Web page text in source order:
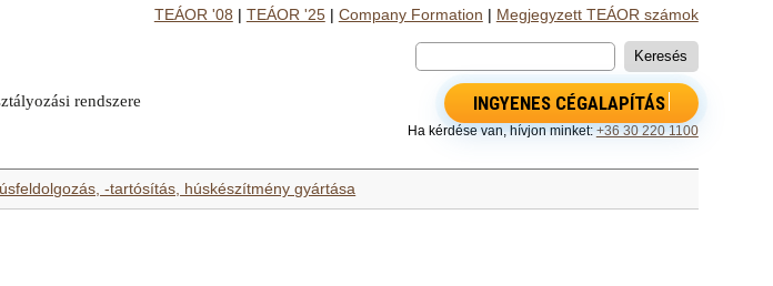
TEÁOR '08 TEÁOR '25| Company Formation Megjegyzett TEÁOR számok
INGYENES CÉGALAPÍTÁS
Ha kérdése van, hívjon minket: +36 30 220 1100
-tartósítás, húskészítmény gyártása